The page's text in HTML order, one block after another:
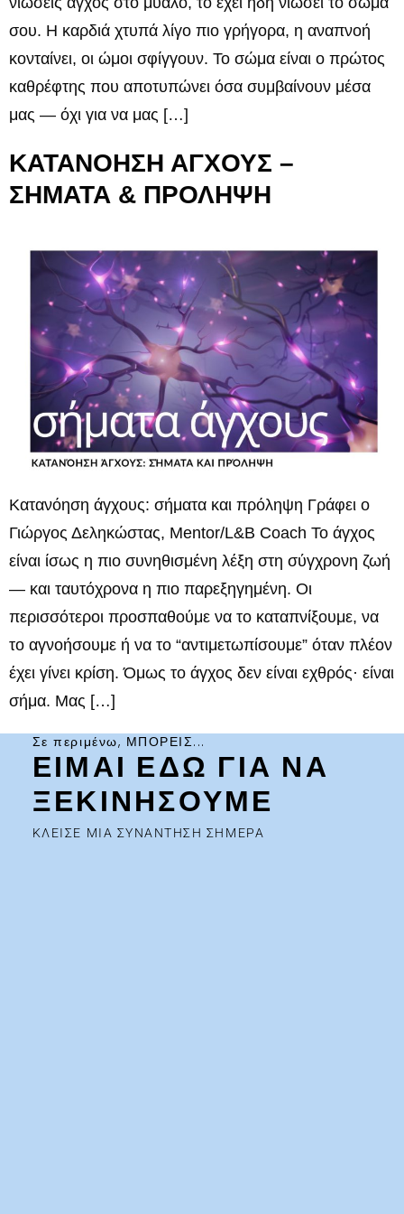
σου. Η καρδιά χτυπά λίγο πιο γρήγορα, η αναπνοή
κονταίνει, οι ώμοι σφίγγουν. Το σώμα είναι ο πρώτος
καθρέφτης που αποτυπώνει όσα συμβαίνουν μέσα
μας — όχι για να μας […]
ΚΑΤΑΝΟΗΣΗ ΑΓΧΟΥΣ –
ΣΗΜΑΤΑ & ΠΡΟΛΗΨΗ
Κατανόηση άγχους: σήματα και πρόληψη Γράφει ο
Γιώργος Δεληκώστας, Mentor/L&B Coach Το άγχος
είναι ίσως η πιο συνηθισμένη λέξη στη σύγχρονη ζωή
— και ταυτόχρονα η πιο παρεξηγημένη. Οι
περισσότεροι προσπαθούμε να το καταπνίξουμε, να
το αγνοήσουμε ή να το “αντιμετωπίσουμε” όταν πλέον
έχει γίνει κρίση. Όμως το άγχος δεν είναι εχθρός· είναι
σήμα. Μας […]
Σε περιμένω, ΜΠΟΡΕΙΣ...
ΕΙΜΑΙ ΕΔΩ ΓΙΑ ΝΑ
ΞΕΚΙΝΗΣΟΥΜΕ
ΚΛΕΙΣΕ ΜΙΑ ΣΥΝΑΝΤΗΣΗ ΣΗΜΕΡΑ